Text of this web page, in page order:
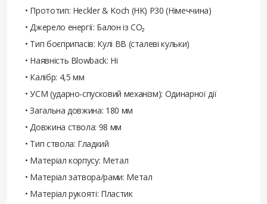
• Прототип: Heckler & Koch (HK) P30 (Німеччина)
• Джерело енергії: Балон із CO₂
• Тип боєприпасів: Кулі BB (сталеві кульки)
• Наявність Blowback: Ні
• Калібр: 4,5 мм
• УСМ (ударно-спусковий механізм): Одинарної дії
• Загальна довжина: 180 мм
• Довжина ствола: 98 мм
• Тип ствола: Гладкий
• Матеріал корпусу: Метал
• Матеріал затвора/рами: Метал
• Матеріал рукояті: Пластик